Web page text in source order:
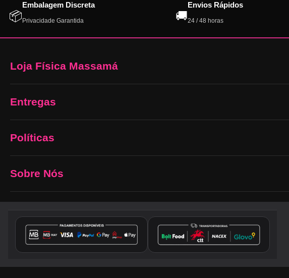
📦
Embalagem Discreta
Privacidade Garantida 🚚
Envios Rápidos
24 / 48 horas
Loja Física Massamá
Entregas
Políticas
Sobre Nós